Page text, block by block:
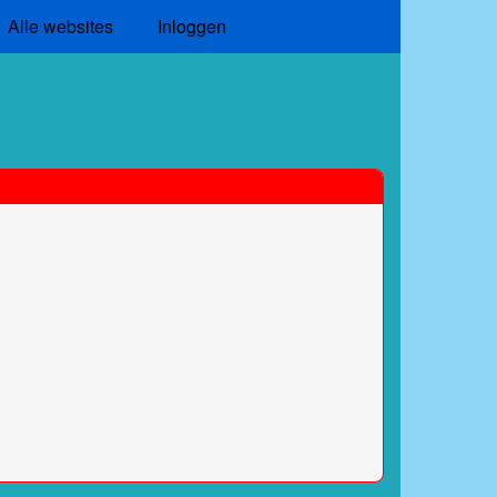
Alle websites Inloggen